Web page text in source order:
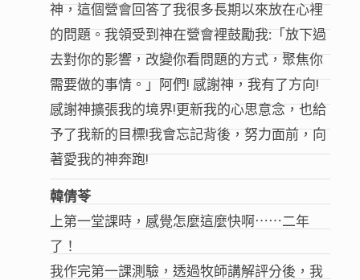
神，這個營會回答了我很多長期以來放在心裡
的問題。我領受到神在營會裡鼓勵我:「放下過
去對你的影響，改變你看問題的方式，聚焦你
需要做的事情。」阿們! 感謝神，我有了方向!
感謝神擴張我的境界!更新我的心思意念，也給
予了我新的目標!我會忘記背後，努力面前，向
著愛我的神奔跑!
韓倩苓
上第一堂課時，感覺怎麼這麼快啊⋯⋯二年
了！
我作完第一課測驗，透過牧師講解評分後，我